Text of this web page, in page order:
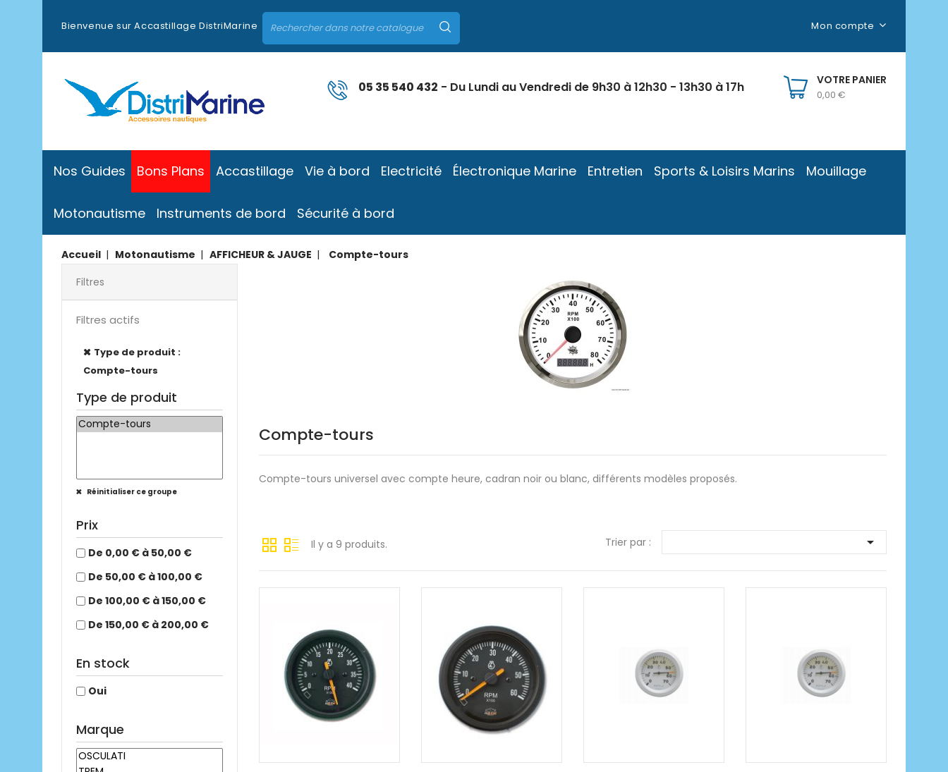
Bienvenue sur Accastillage DistriMarine Mon compte
VOTRE PANIER
0,00 €
05 35 540 432 - Du Lundi au Vendredi de 9h30 à 12h30 - 13h30 à 17h
Nos Guides Bons Plans Accastillage Vie à bord Electricité Électronique Marine Entretien Sports & Loisirs Marins Mouillage
Motonautisme Instruments de bord Sécurité à bord
Accueil Motonautisme AFFICHEUR & JAUGE
Compte-tours
Filtres
Filtres actifs
Type de produit :
Compte-tours
Type de produit
Réinitialiser ce groupe
Prix
De 0,00 € à 50,00 €
De 50,00 € à 100,00 €
De 100,00 € à 150,00 €
De 150,00 € à 200,00 €
En stock
Oui
Marque
Compte-tours
Compte-tours universel avec compte heure, cadran noir ou blanc, différents modèles proposés.
Il y a 9 produits. Trier par : 